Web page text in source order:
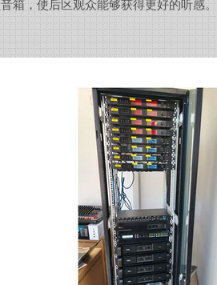
箱，使后区观众能够获得更好的听感。